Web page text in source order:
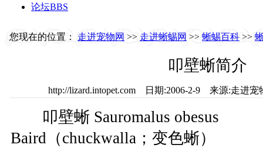
论坛BBS
您现在的位置： 走进宠物网 >> 走进蜥蜴网 >> 蜥蜴百科 >>
叩壁蜥简介
http://lizard.intopet.com 日期:2006-2-9 来源:走进
叩壁蜥 Sauromalus obesus
Baird（chuckwalla；变色蜥）